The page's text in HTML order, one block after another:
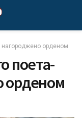
нагороджено орденом
поета-
орденом